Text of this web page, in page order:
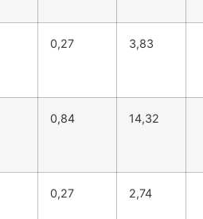
0,27 3,83
0,84 14,32
0,27 2,74